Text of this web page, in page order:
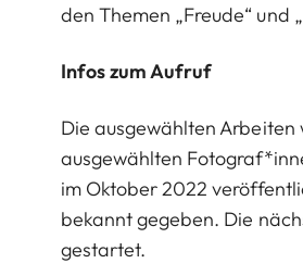
den Themen „Freude“ und
Infos zum Aufruf
Die ausgewählten Arbeiten
ausgewählten
im Oktober 2022
bekannt gegeben. Die
gestartet.